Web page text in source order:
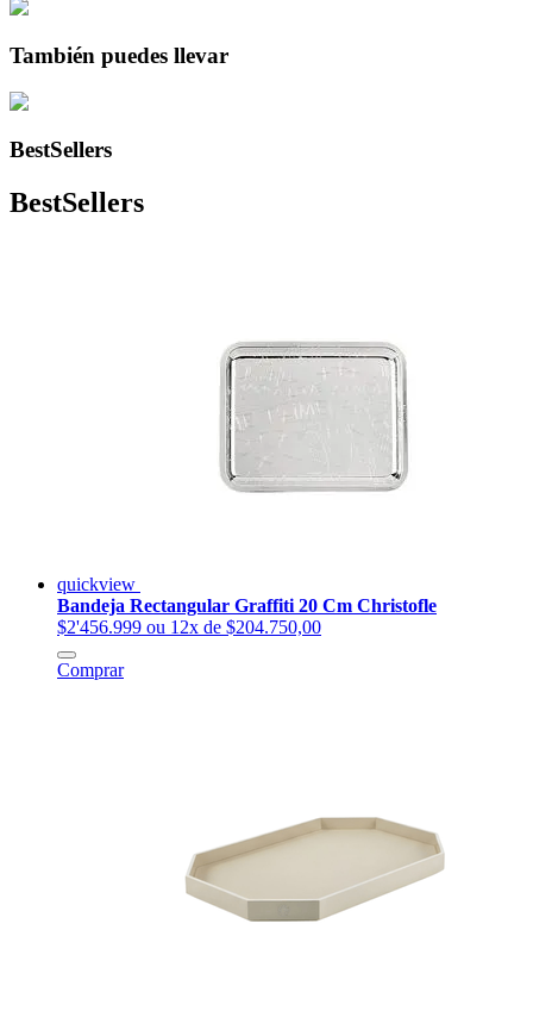
También puedes llevar
BestSellers
BestSellers
quickview
Bandeja Rectangular Graffiti 20 Cm Christofle
$2'456.999 ou 12x de $204.750,00
Comprar